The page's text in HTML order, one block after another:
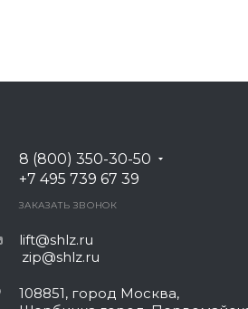
8 (800) 350-30-50
+7 495 739 67 39
ЗАКАЗАТЬ ЗВОНОК
lift@shlz.ru
zip@shlz.ru
108851, город Москва,